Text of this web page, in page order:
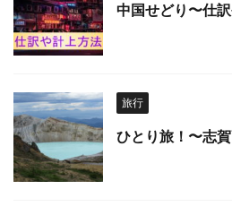
中国せどり〜仕
旅行
ひとり旅！〜志